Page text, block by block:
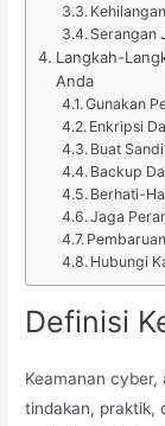
Serangan
Langkah-
Anda
Gunakan
Enkripsi
Buat
Backup
Berhati-
Jaga
Hubungi
Definisi
Keamanan
tindakan, praktik,